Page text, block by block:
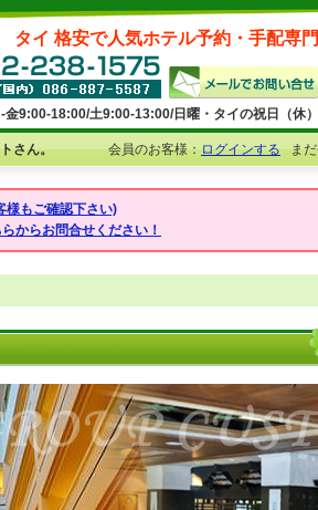
タイ 格安で人気ホテル予約・手配専門
-金9:00-18:00/土9:00-13:00/日曜・タイの祝日（休）
さん。 会員のお客様：ログインするまだ
様もご確認下さい)
からお問合せください！